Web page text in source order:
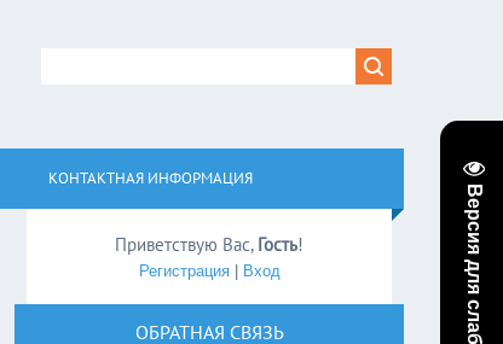
КОНТАКТНАЯ ИНФОРМАЦИЯ
Приветствую Вас, Гость!
Регистрация| Вход
ОБРАТНАЯ СВЯЗЬ